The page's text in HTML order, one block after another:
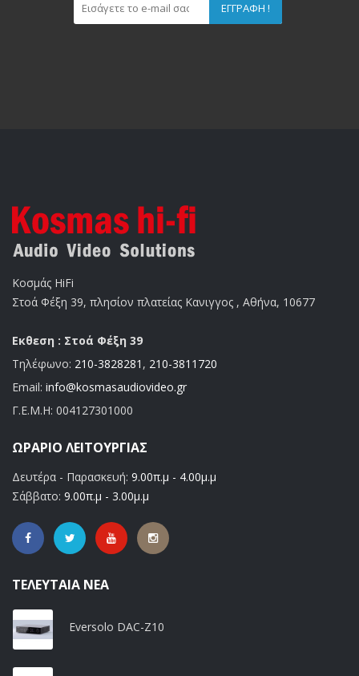
ΕΓΓΡΑΦΉ !
Κοσμάς HiFi
Στοά Φέξη 39, πλησίον πλατείας Κανιγγος , Αθήνα, 10677
Εκθεση : Στοά Φέξη 39
Τηλέφωνο: 210-3828281 , 210-3811720
Email: info@kosmasaudiovideo.gr
Γ.Ε.Μ.Η: 004127301000
ΩΡΆΡΙΟ ΛΕΙΤΟΥΡΓΊΑΣ
Δευτέρα - Παρασκευή: 9.00π.μ - 4.00μ.μ
Σάββατο: 9.00π.μ - 3.00μ.μ
ΤΕΛΕΥΤΑΊΑ ΝΈΑ
Eversolo DAC-Z10